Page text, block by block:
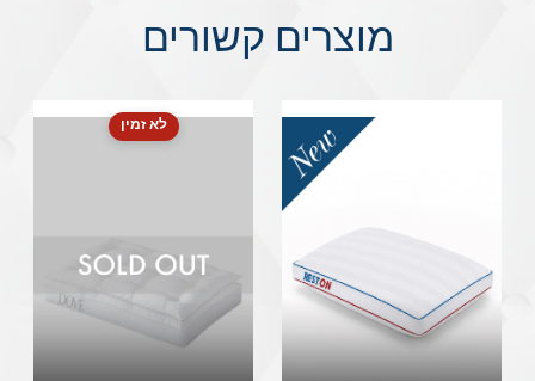
מוצרים קשורים
לא זמין